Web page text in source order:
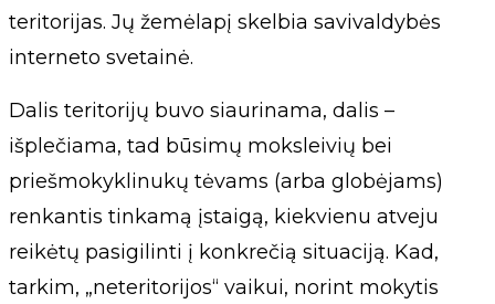
teritorijas. Jų žemėlapį skelbia savivaldybės
interneto svetainė.
Dalis teritorijų buvo siaurinama, dalis –
išplečiama, tad būsimų moksleivių bei
priešmokyklinukų tėvams (arba globėjams)
renkantis tinkamą įstaigą, kiekvienu atveju
reikėtų pasigilinti į konkrečią situaciją. Kad,
tarkim, „neteritorijos“ vaikui, norint mokytis